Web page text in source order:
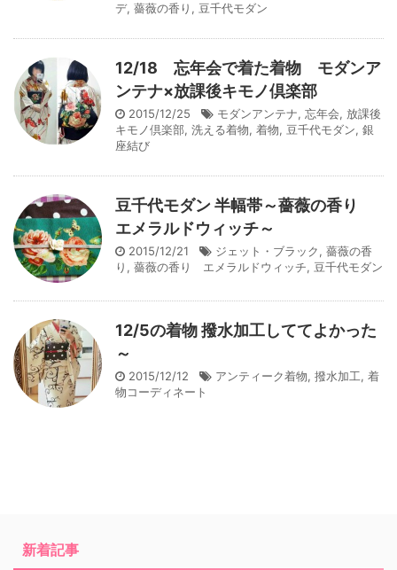
デ, 薔薇の香り , 豆千代モダン
12/18 忘年会で着た着物 モダンア
ンテナ×放課後キモノ倶楽部
2015/12/25 モダンアンテナ, 忘年会, 放課後
キモノ倶楽部, 洗える着物, 着物, 豆千代モダン, 銀
座結び
豆千代モダン 半幅帯～薔薇の香り
エメラルドウィッチ～
2015/12/21 ジェット・ブラック, 薔薇の香
り , 薔薇の香り エメラルドウィッチ, 豆千代モダン
12/5の着物 撥水加工しててよかった
～
2015/12/12 アンティーク着物, 撥水加工, 着
物コーディネート
新着記事